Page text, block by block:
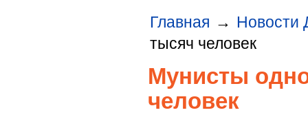
Главная → Новости
тысяч человек
Мунисты
человек